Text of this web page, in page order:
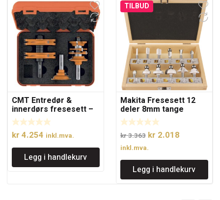
CMT Entredør &
innerdørs fresesett –
12mm tange
kr 4.254 inkl.mva.
Legg i handlekurv
TILBUD
Makita Fresesett 12
deler 8mm tange
kr3.363 Opprinnelig
pris
var:
kr 3.363.
kr 2.018
er:
kr 2.018.
inkl.mva.
Legg i handlekurv